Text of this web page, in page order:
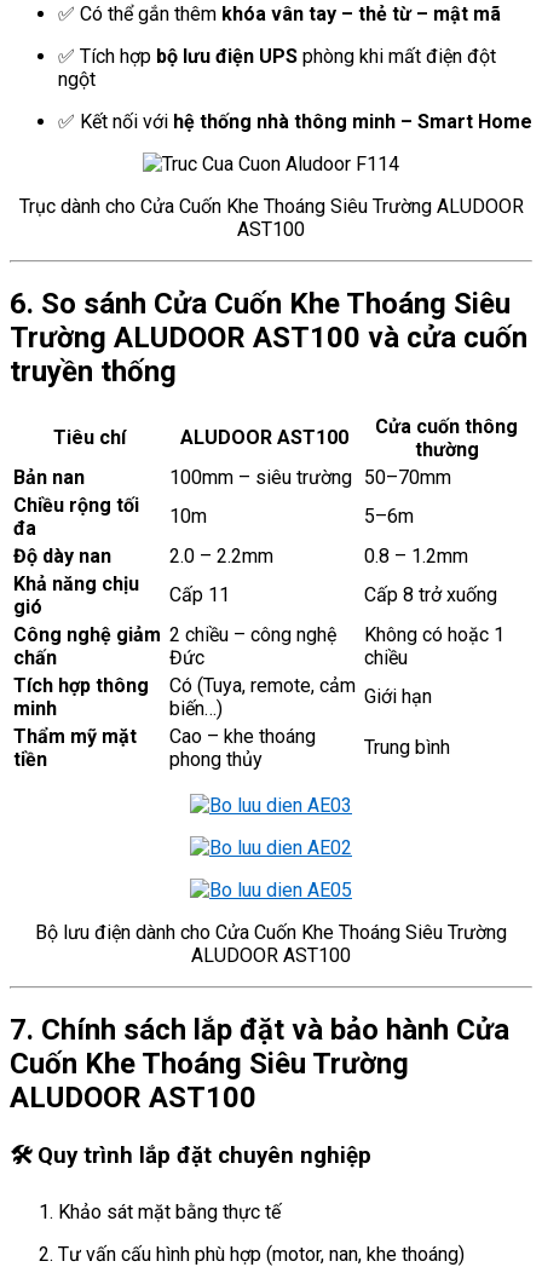
✅ Có thể gắn thêm khóa vân tay – thẻ từ – mật mã
✅ Tích hợp bộ lưu điện UPS phòng khi mất điện đột
ngột
✅ Kết nối với hệ thống nhà thông minh – Smart Home
Trục dành cho Cửa Cuốn Khe Thoáng Siêu Trường ALUDOOR
AST100
6. So sánh Cửa Cuốn Khe Thoáng Siêu
Trường ALUDOOR AST100 và cửa cuốn
truyền thống
Tiêu chí ALUDOOR AST100
Cửa cuốn thông
thường
Bản nan
100mm – siêu trường 50–70mm
Chiều rộng tối
đa
10m
5–6m
Độ dày nan
2.0 – 2.2mm
0.8 – 1.2mm
Khả năng chịu
gió
Cấp 11
Cấp 8 trở xuống
Công nghệ giảm
chấn
2 chiều – công nghệ
Đức
Không có hoặc 1
chiều
Tích hợp thông
minh
Có (Tuya, remote, cảm
biến…)
Giới hạn
Thẩm mỹ mặt
tiền
Cao – khe thoáng
phong thủy
Trung bình
Bộ lưu điện dành cho Cửa Cuốn Khe Thoáng Siêu Trường
ALUDOOR AST100
7. Chính sách lắp đặt và bảo hành Cửa
Cuốn Khe Thoáng Siêu Trường
ALUDOOR AST100
🛠️ Quy trình lắp đặt chuyên nghiệp
Khảo sát mặt bằng thực tế
Tư vấn cấu hình phù hợp (motor, nan, khe thoáng)